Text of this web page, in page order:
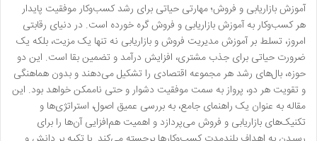
آموزش بازاریابی و فروش؛ مهارتی حیاتی برای رشد کسب‌وکار موفقیت پایدار
هر کسب‌وکار به آموزش بازاریابی و فروش گره خورده است. در دنیای رقابتی
امروز، تسلط بر آموزش مدیریت فروش و بازاریابی نه تنها یک مزیت، بلکه یک
ضرورت حیاتی برای جذب مشتری، افزایش درآمد و تضمین بقا است. این دو
حوزه، بال‌های رشد هر مجموعه اقتصادی را تشکیل می‌دهند و بدون هماهنگی
و تقویت هر دو، پرواز به سمت موفقیت دشوار و حتی ناممکن خواهد بود. این
مقاله به عنوان یک راهنمای جامع، به بررسی عمیق اصول، استراتژی‌ها و
تکنیک‌های بازاریابی و فروش می‌پردازد و اهمیت هم‌افزایی آن‌ها را برای